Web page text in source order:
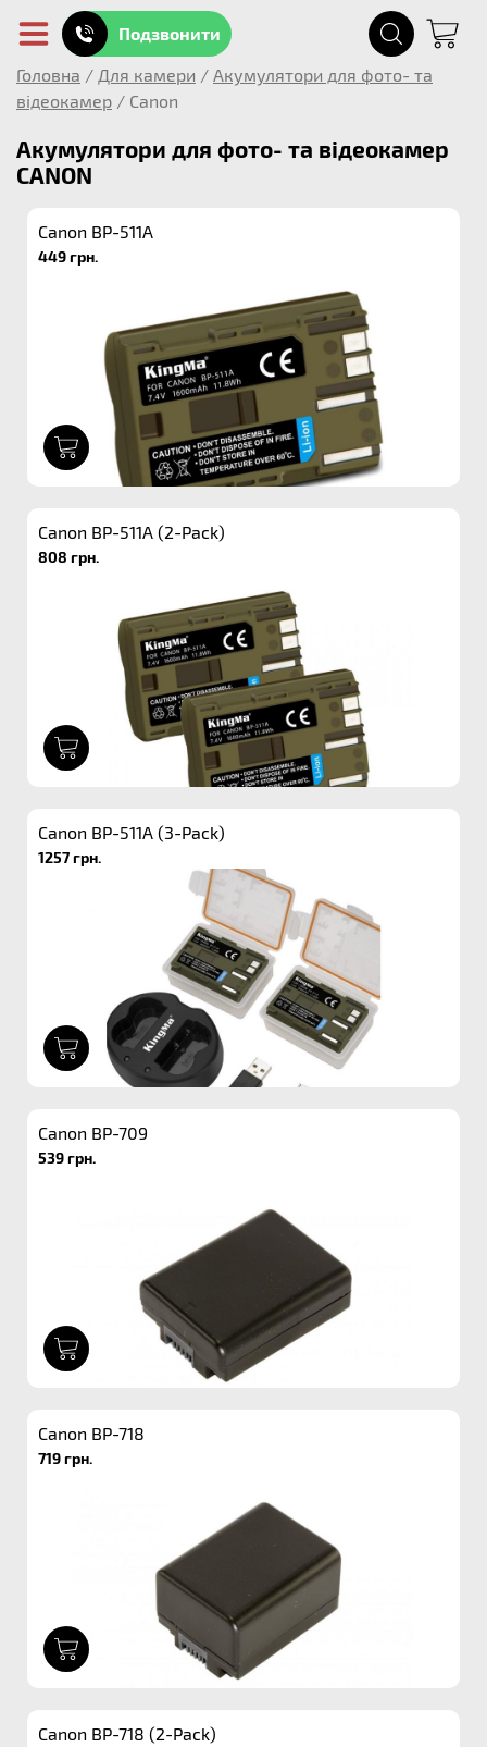
Подзвонити
Головна / Для камери / Акумулятори для фото- та
відеокамер / Canon
Акумулятори для фото- та відеокамер
CANON
Canon BP-511A
449 грн.
Canon BP-511A (2-Pack)
808 грн.
Canon BP-511A (3-Pack)
1257 грн.
Canon BP-709
539 грн.
Canon BP-718
719 грн.
Canon BP-718 (2-Pack)